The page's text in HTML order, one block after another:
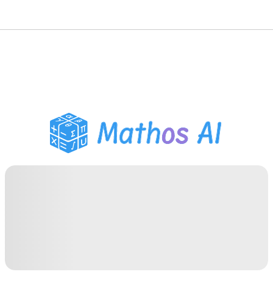
Assistant Devoirs PDF
Outils d'étude